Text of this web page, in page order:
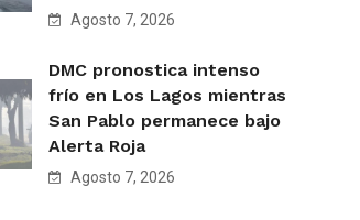
Agosto 7, 2026
DMC pronostica intenso
frío en Los Lagos mientras
San Pablo permanece bajo
Alerta Roja
Agosto 7, 2026